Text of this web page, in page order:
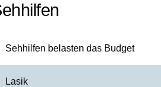
Sehhilfen belasten das Budget
Lasik